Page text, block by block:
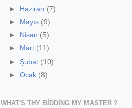
►
Haziran (7)
►
Mayıs (9)
►
Nisan (5)
►
Mart (11)
► Şubat (10)
►Ocak (8)
WHAT'S THY BIDDING MY MASTER ?